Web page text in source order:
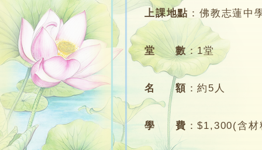
上課地點 ：佛教志蓮中
堂 數： 1堂
名 額 ：約5人
學 費 ：$1,300(含材